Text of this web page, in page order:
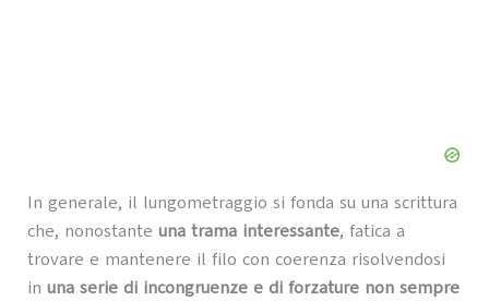
In generale, il lungometraggio si fonda su una scrittura
che, nonostante una trama interessante, fatica a
trovare e mantenere il filo con coerenza risolvendosi
in una serie di incongruenze e di forzature non sempre